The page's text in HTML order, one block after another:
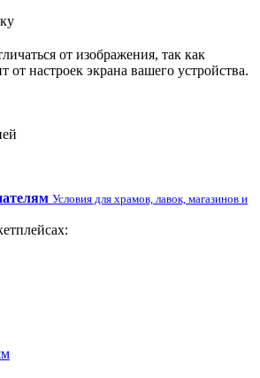
от изображения, так как
от настроек экрана вашего устройства.
Условия для храмов, лавок, магазинов и